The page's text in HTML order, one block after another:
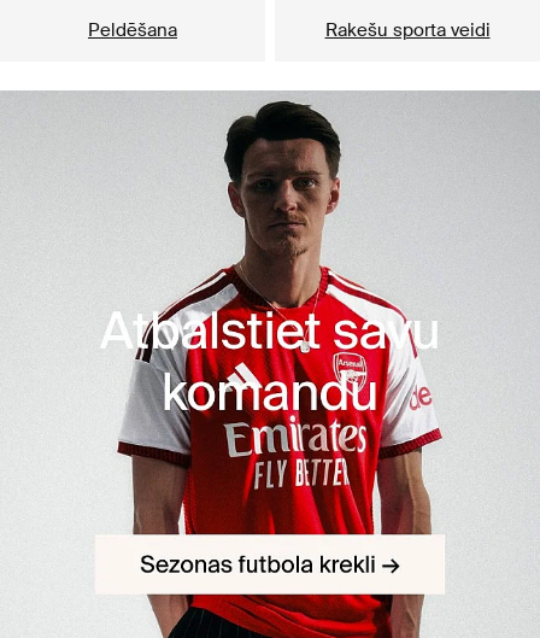
Peldēšana Rakešu sporta veidi